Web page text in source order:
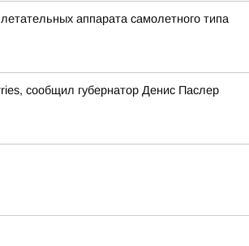
аппарата самолетного типа
сообщил губернатор Денис Паслер